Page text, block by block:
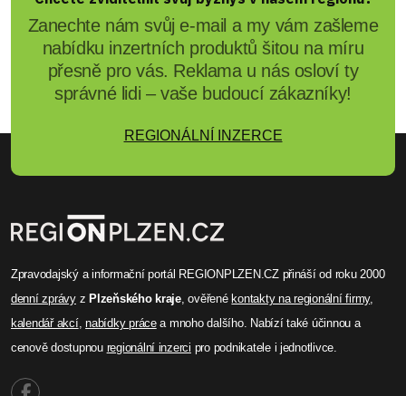
Zanechte nám svůj e-mail a my vám zašleme
nabídku inzertních produktů šitou na míru
přesně pro vás. Reklama u nás osloví ty
správné lidi – vaše budoucí zákazníky!
REGIONÁLNÍ INZERCE
Zpravodajský a informační portál REGIONPLZEN.CZ přináší od roku 2000
denní zprávyz Plzeňského kraje, ověřené kontakty na regionální firmy,
kalendář akcí,nabídky prácea mnoho dalšího. Nabízí také účinnou a
cenově dostupnou regionální inzerci pro podnikatele i jednotlivce.